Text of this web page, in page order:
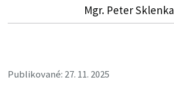
Mgr. Peter Sklenka
Publikované: 27. 11. 2025